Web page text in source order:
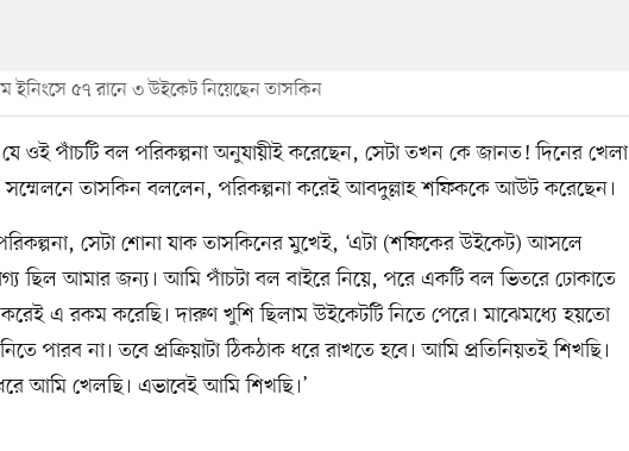
ইনিংসে ৫৭ রানে ৩ উইকেট নিয়েছেন তাসকিন
যে ওই পাঁচটি বল পরিকল্পনা অনুযায়ীই করেছেন, সেটা তখন কে জানত! দিনের খেলা
সম্মেলনে তাসকিন বললেন, পরিকল্পনা করেই আবদুল্লাহ শফিককে আউট করেছেন।
সেটা শোনা যাক তাসকিনের মুখেই, ‘এটা (শফিকের উইকেট) আসলে
ছিল আমার জন্য। আমি পাঁচটা বল বাইরে নিয়ে, পরে একটি বল ভিতরে ঢোকাতে
করেই এ রকম করেছি। দারুণ খুশি ছিলাম উইকেটটি নিতে পেরে। মাঝেমধ্যে হয়তো
পারব না। তবে প্রক্রিয়াটা ঠিকঠাক ধরে রাখতে হবে। আমি প্রতিনিয়তই শিখছি।
আমি খেলছি। এভাবেই আমি শিখছি।’